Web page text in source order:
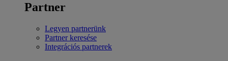
Partner
Legyen partnerünk
Partner keresése
Integrációs partnerek